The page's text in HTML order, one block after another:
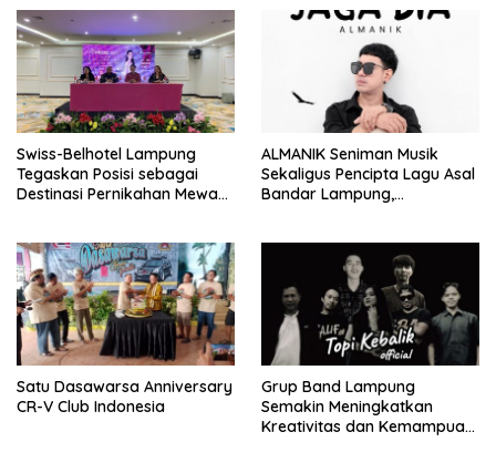
Swiss-Belhotel Lampung
Tegaskan Posisi sebagai
Destinasi Pernikahan Mewah
ALMANIK Seniman Musik
Sekaligus Pencipta Lagu Asal
Bandar Lampung,
Satu Dasawarsa Anniversary
CR-V Club Indonesia
Grup Band Lampung
Semakin Meningkatkan
Kreativitas dan Kemampuan